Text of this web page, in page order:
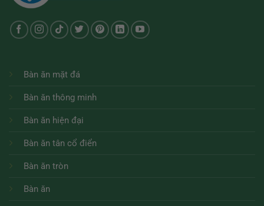
Bàn ăn mặt đá
Bàn ăn thông minh
Bàn ăn hiện đại
Bàn ăn tân cổ điển
Bàn ăn tròn
Bàn ăn